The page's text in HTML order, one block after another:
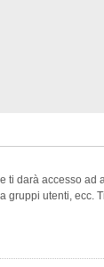
darà accesso
utenti,